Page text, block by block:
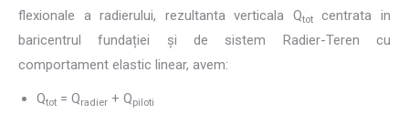
flexionale a radierului, rezultanta verticala Qtotcentrata in
baricentrul fundației și de sistem Radier-Teren cu
comportament elastic linear, avem:
Qtot = Qradier + Qpiloti